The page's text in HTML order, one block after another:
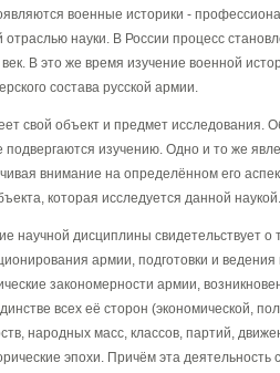
военные историки -
отраслью науки. В России процесс
В это же время изучение военной
состава русской армии.
свой объект и предмет исследования.
подвергаются изучению. Одно и то же
внимание на определённом его
которая исследуется данной наукой.
научной дисциплины свидетельствует о
армии, подготовки и
закономерности армии,
всех её сторон (экономической,
народных масс, классов, партий,
эпохи. Причём эта деятельность